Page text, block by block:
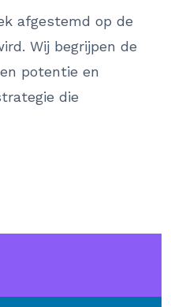
afgestemd op de
Wij begrijpen de
potentie en
die